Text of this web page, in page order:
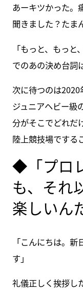
あーキツかった。
聞きました？たま
「もっと、もっ
でのあの決め台詞
次に待つのは2020
ジュニアヘビー級
分がそこでどれだ
陸上競技場でする
◆「プロ
も、それ
楽しいん
「こんにちは。
す」
礼儀正しく挨拶し